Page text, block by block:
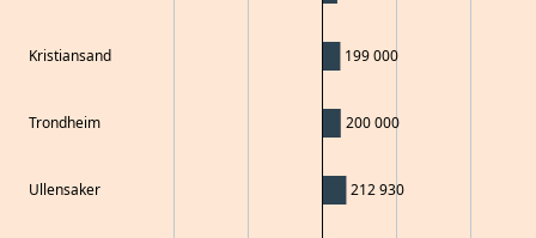
Kristiansand
Trondheim
Ullensaker
199 000
200 000
212 930